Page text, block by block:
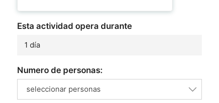
Esta actividad opera durante
1 día
Numero de personas:
seleccionar personas